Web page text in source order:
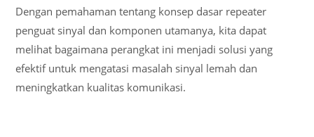
Dengan pemahaman tentang konsep dasar repeater
penguat sinyal dan komponen utamanya, kita dapat
melihat bagaimana perangkat ini menjadi solusi yang
efektif untuk mengatasi masalah sinyal lemah dan
meningkatkan kualitas komunikasi.